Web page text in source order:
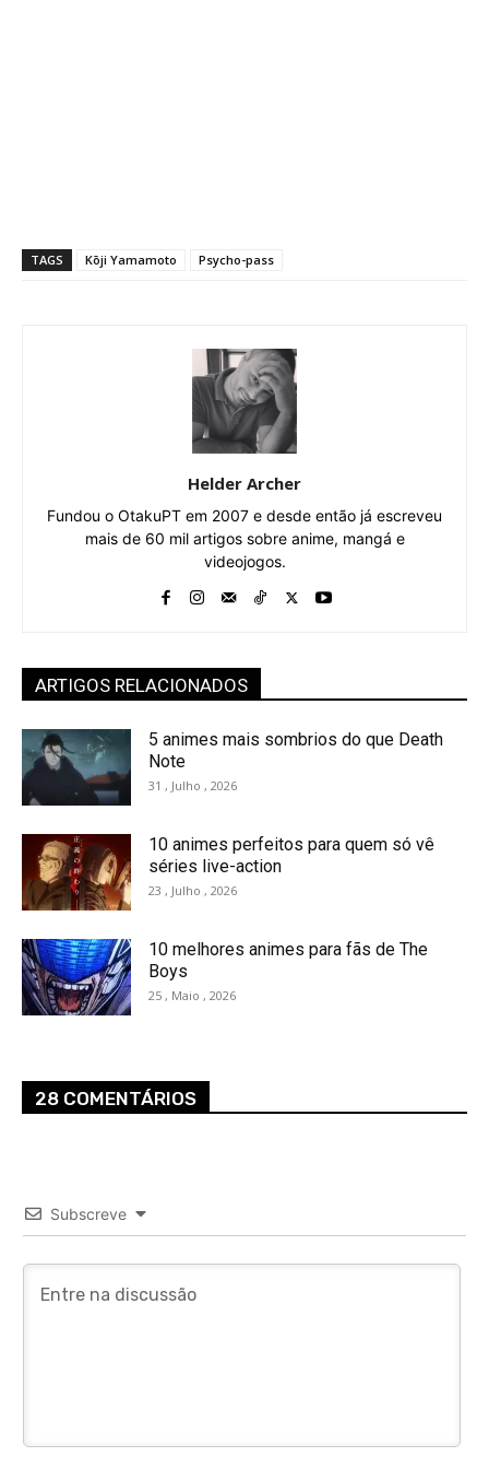
TAGS Kōji Yamamoto Psycho-pass
Helder Archer
Fundou o OtakuPT em 2007 e desde então já escreveu
mais de 60 mil artigos sobre anime, mangá e
videojogos.
ARTIGOS RELACIONADOS
5 animes mais sombrios do que Death
Note
31 , Julho , 2026
10 animes perfeitos para quem só vê
séries live-action
23 , Julho , 2026
10 melhores animes para fãs de The
Boys
25 , Maio , 2026
28 COMENTÁRIOS
Subscreve